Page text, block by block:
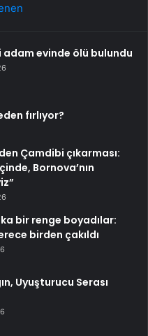
adam evinde ölü bulundu
fırlıyor?
Çamdibi çıkarması:
Bornova’nın
bir renge boyadılar:
birden çakıldı
Uyuşturucu Serası